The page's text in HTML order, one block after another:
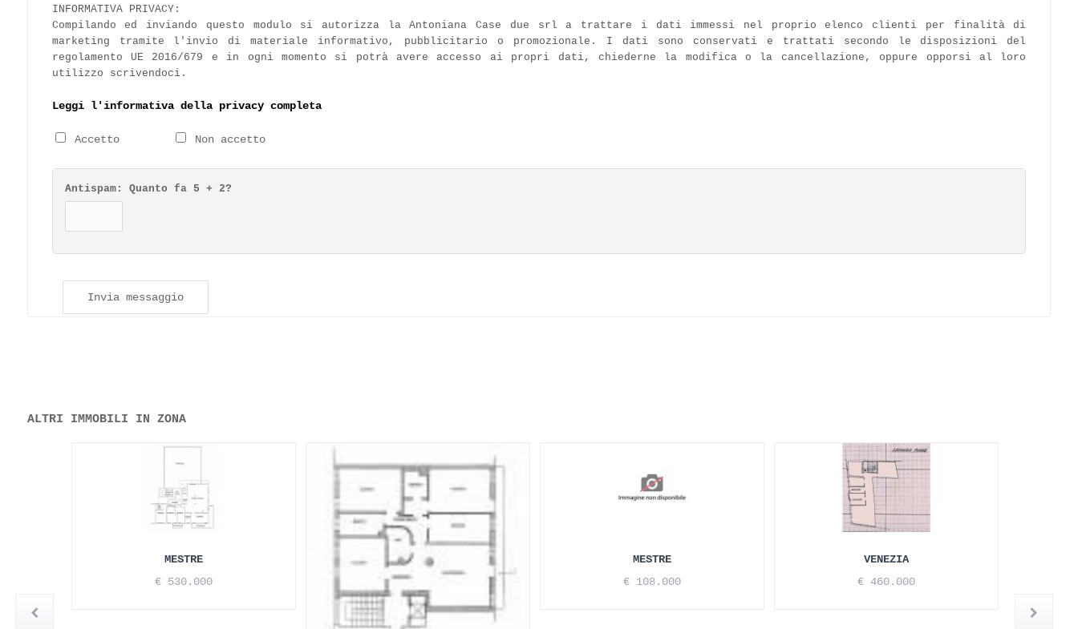
INFORMATIVA PRIVACY:
Compilando ed inviando questo modulo si autorizza la Antoniana Case due srl a trattare i dati immessi nel proprio elenco clienti per finalità di
marketing tramite l'invio di materiale informativo, pubblicitario o promozionale. I dati sono conservati e trattati secondo le disposizioni del
regolamento UE 2016/679 e in ogni momento si potrà avere accesso ai propri dati, chiederne la modifica o la cancellazione, oppure opporsi al loro
utilizzo scrivendoci.
Leggi l'informativa della privacy completa
Accetto Non accetto
Antispam: Quanto fa 5 + 2?
Invia messaggio
ALTRI IMMOBILI IN ZONA
MESTRE
€ 530.000
MESTRE
€ 108.000
VENEZIA
€ 460.000